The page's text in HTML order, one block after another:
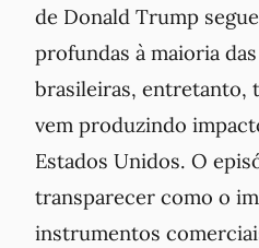
de Donald Trump
profundas à maioria
brasileiras, entretanto,
vem produzindo
Estados Unidos. O
transparecer como o
instrumentos